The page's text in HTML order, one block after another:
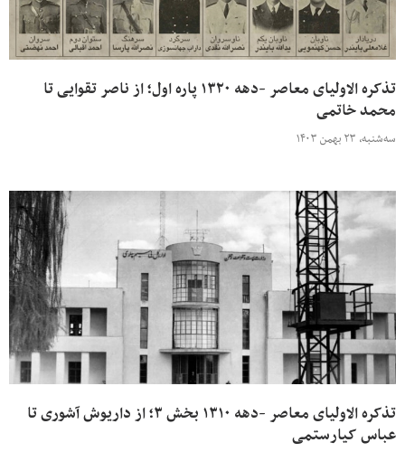
تذکره الاولیای معاصر -دهه ۱۳۲۰ پاره اول؛ از ناصر تقوایی تا
محمد خاتمی
سه‌شنبه، ۲۳ بهمن ۱۴۰۳
تذکره الاولیای معاصر -دهه ۱۳۱۰ بخش ۳؛ از داریوش آشوری تا
عباس کیارستمی